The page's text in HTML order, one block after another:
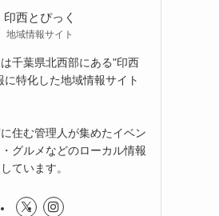
印西とぴっく
地域情報サイト
千葉県北西部にある"印西
に特化した地域情報サイト
住む管理人が集めたイベン
グルメなどのローカル情報
ています。